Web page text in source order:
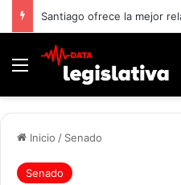
Menú
Inicio / Senado
Senado